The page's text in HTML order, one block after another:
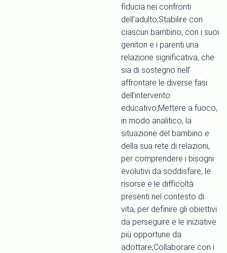
fiducia nei confronti
dell’adulto;Stabilire con
ciascun bambino, con i suoi
genitori e i parenti una
relazione significativa, che
sia di sostegno nell’
affrontare le diverse fasi
dell’intervento
educativo;Mettere a fuoco,
in modo analitico, la
situazione del bambino e
della sua rete di relazioni,
per comprendere i bisogni
evolutivi da soddisfare, le
risorse e le difficoltà
presenti nel contesto di
vita, per definire gli obiettivi
da perseguire e le iniziative
più opportune da
adottare;Collaborare con i